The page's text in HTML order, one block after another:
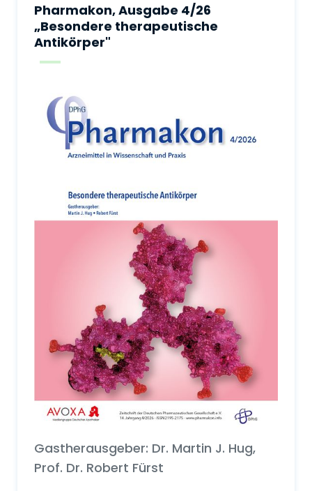
Pharmakon, Ausgabe 4/26
„Besondere therapeutische
Antikörper"
Gastherausgeber: Dr. Martin J. Hug,
Prof. Dr. Robert Fürst